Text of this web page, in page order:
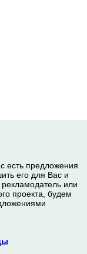
есть предложения
его для Вас и
или
проекта, будем